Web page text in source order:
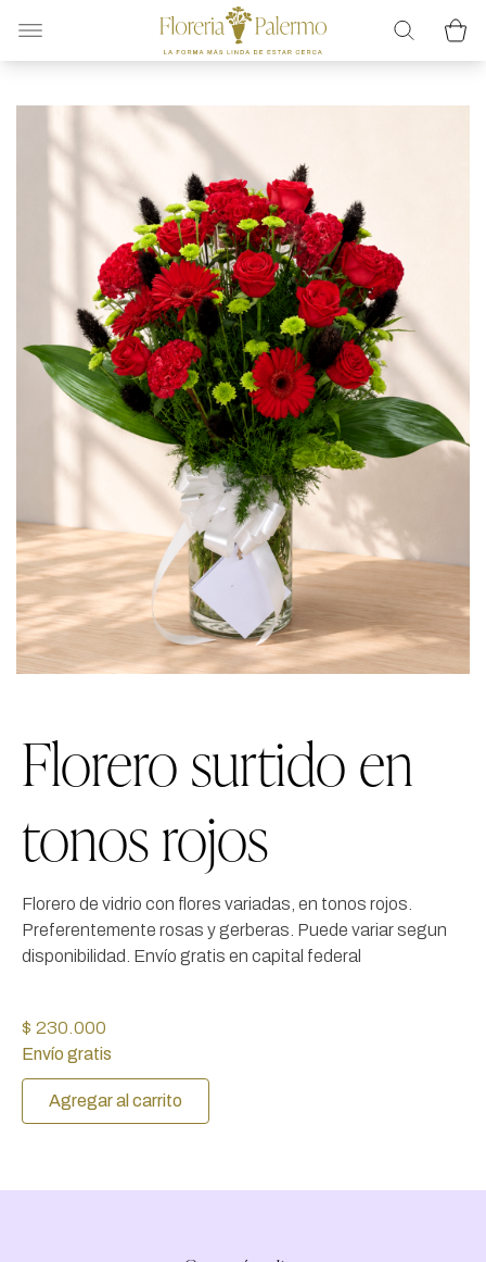
Florero surtido en
tonos rojos
Florero de vidrio con flores variadas, en tonos rojos.
Preferentemente rosas y gerberas. Puede variar segun
disponibilidad. Envío gratis en capital federal
$ 230.000
Envío gratis
Agregar al carrito